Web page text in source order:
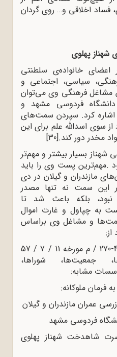
فساد اخلاقی و… روی گردان
شهناز پهلوی
اعضای خانواده‌ی سلطنتی
سیاسی، اجتماعی و
مشاغل فرهنگی وی می‌توان
فردوسی مشهد و
اشاره کرد. سپردن سمت‌های
سوی اسدالله علم برای این
مخدر دور کند.[30]
بسیار بیشتر و مهم‌تر
.مهم‌ترین پست وی را باید
مازندران و گیلان در دی
وی در این سمت نه تنها مصدر
نبود، بلکه باعث شد تا
به چپاول و غارت اموال
و مشاغل وی براساس
«عطف به مرقومه شماره 4-270 / م مورخه 11 / 7 / 57
جمعیت‌ها، شورا‌ها،
مشابه:
فرمان ملوکانه:
شاهدخت شهناز پهلوی